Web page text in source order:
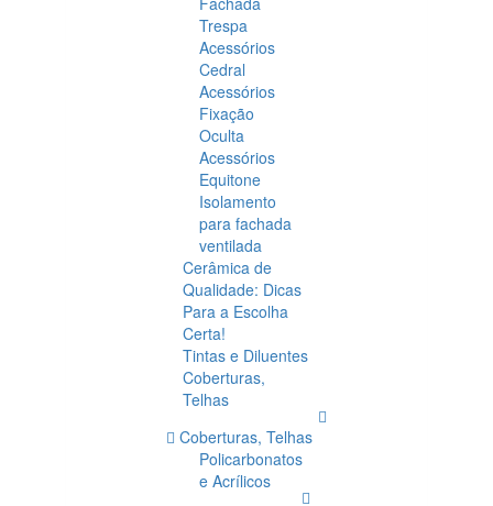
Trespa
Acessórios
Cedral
Acessórios
Fixação
Oculta
Acessórios
Equitone
Isolamento
para fachada
ventilada
Cerâmica de
Qualidade: Dicas
Para a Escolha
Certa!
Tintas e Diluentes
Coberturas,
Telhas
Coberturas, Telhas
Policarbonatos
e Acrílicos